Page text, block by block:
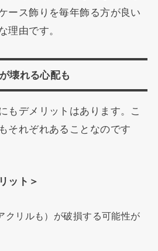
ース飾りを毎年飾る方が良い
理由です。
壊れる心配も
もデメリットはあります。こ
それぞれあることなのです
ット＞
クリルも）が破損する可能性が